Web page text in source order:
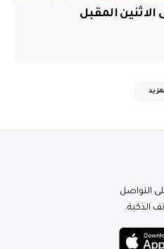
الاثنين المقبل
التواصل
الذكية.